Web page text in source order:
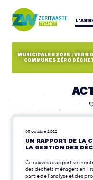
MUNICIPALES 2026 : VERS
COMMUNES ZÉRO
05 octobre 2022
UN RAPPORT DE LA
LA GESTION DES
Ce nouveau rapport se
des déchets ménagers en
partie de l’analyse et des